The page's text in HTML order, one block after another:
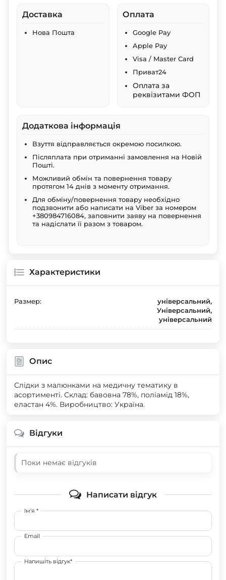
Доставка
Нова Пошта
Оплата
Google Pay
Apple Pay
Visa / Master Card
Приват24
Оплата за
реквізитами ФОП
Додаткова інформація
Взуття відправляється окремою посилкою.
Післяплата при отриманні замовлення на Новій
Пошті.
Можливий обмін та повернення товару
протягом 14 днів з моменту отримання.
Для обміну/повернення товару необхідно
подзвонити або написати на Viber за номером
+380984716084, заповнити заяву на повернення
та надіслати її разом з товаром.
Характеристики
Размер:
універсальний,
Універсальний,
універсальний
Опис
Слідки з малюнками на медичну тематику в
асортименті. Склад: бавовна 78%, поліамід 18%,
еластан 4%. Виробництво: Україна.
Відгуки
Поки немає відгуків
Написати відгук
Ім'я *
Email
Напишіть відгук*